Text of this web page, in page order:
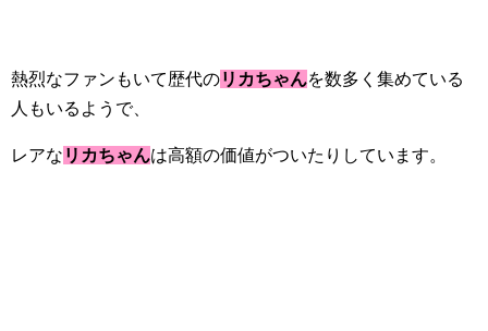
熱烈なファンもいて歴代のリカちゃんを数多く集めている
人もいるようで、
レアな リカちゃんは高額の価値がついたりしています。